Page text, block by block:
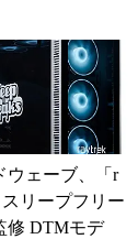
ウェーブ、「r
スリープフリー
修 DTMモデ